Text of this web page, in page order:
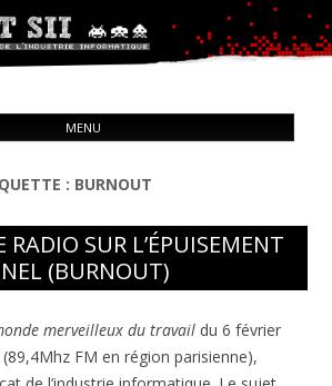
Ouvrière
MENU
: BURNOUT
RADIO SUR L’ÉPUISEMENT
(BURNOUT)
merveilleux du travail du 6 février
(89,4Mhz FM en région parisienne),